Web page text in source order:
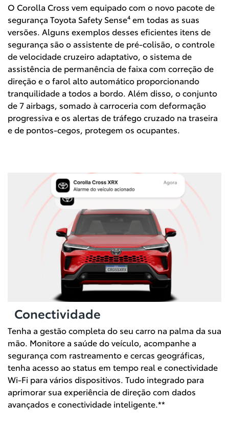
O Corolla Cross vem equipado com o novo pacote de
segurança Toyota Safety Sense⁴ em todas as suas
versões. Alguns exemplos desses eficientes itens de
segurança são o assistente de pré-colisão, o controle
de velocidade cruzeiro adaptativo, o sistema de
assistência de permanência de faixa com correção de
direção e o farol alto automático proporcionando
tranquilidade a todos a bordo. Além disso, o conjunto
de 7 airbags, somado à carroceria com deformação
progressiva e os alertas de tráfego cruzado na traseira
e de pontos-cegos, protegem os ocupantes.
Conectividade
Tenha a gestão completa do seu carro na palma da sua
mão. Monitore a saúde do veículo, acompanhe a
segurança com rastreamento e cercas geográficas,
tenha acesso ao status em tempo real e conectividade
Wi-Fi para vários dispositivos. Tudo integrado para
aprimorar sua experiência de direção com dados
avançados e conectividade inteligente.**